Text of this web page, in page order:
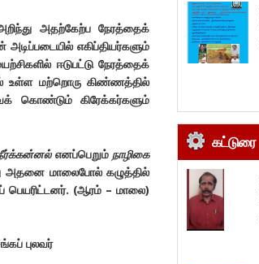
அதற்கேற்ப நேரத்தைக்
எகிப்தியர்களும்
ஈடுபட்டு நேரத்தைக்
மற்றொரு கிண்ணத்தில்
கொண்டும் கிரேக்கர்களும்
எனப்பெறும்நாழிகை
அதனை மாலைபோல் கழுத்தில்
(ஆரம் – மாலை)
புலவர்
கட்டுரை